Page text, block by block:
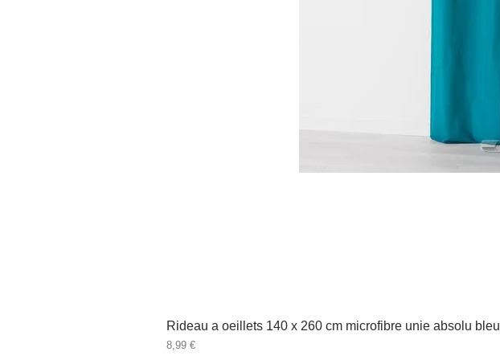
Rideau a oeillets 140 x 260 cm microfibre unie absolu bleu
Prix
8,99 €